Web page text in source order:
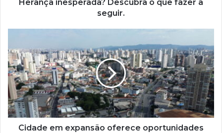
Herança inesperada? Descubra o que fazer a
seguir.
expansão
oferece
oportunidades
para
diferentes
perfis
Cidade em expansão oferece oportunidades